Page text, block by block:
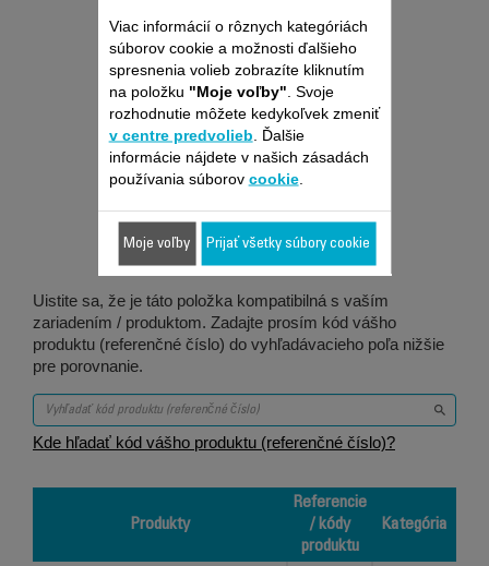
Je vhodné pre 1
produktov
Uistite sa, že je táto položka kompatibilná s vaším
zariadením / produktom. Zadajte prosím kód vášho
produktu (referenčné číslo) do vyhľadávacieho poľa nižšie
pre porovnanie.
Kde hľadať kód vášho produktu (referenčné číslo)?
Produkty
Referencie
/ kódy
produktu
Kategória
Viac informácií o rôznych kategóriách
súborov cookie a možnosti ďalšieho
spresnenia volieb zobrazíte kliknutím
na položku "Moje voľby" . Svoje
rozhodnutie môžete kedykoľvek zmeniť
v centre predvolieb . Ďalšie
informácie nájdete v našich zásadách
používania súborov cookie.
Moje voľby Prijať všetky súbory cookie